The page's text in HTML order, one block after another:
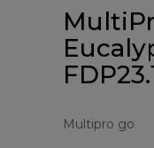
Multipro go